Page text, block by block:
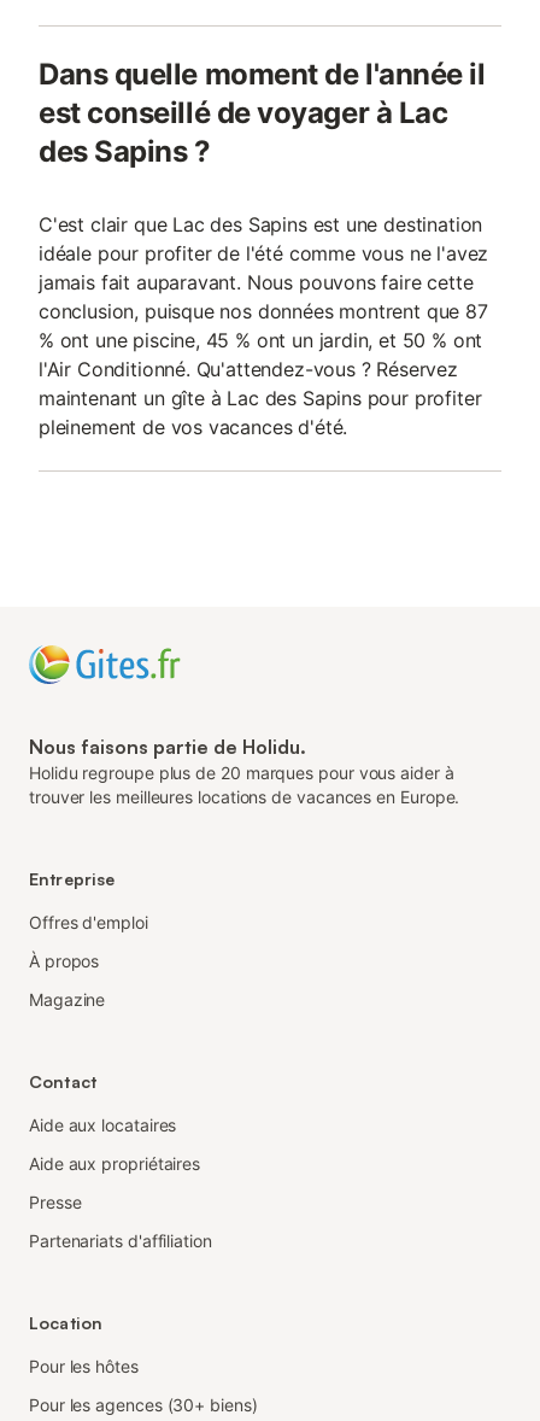
Dans quelle moment de l'année il
est conseillé de voyager à Lac
des Sapins ?
C'est clair que Lac des Sapins est une destination
idéale pour profiter de l'été comme vous ne l'avez
jamais fait auparavant. Nous pouvons faire cette
conclusion, puisque nos données montrent que 87
% ont une piscine, 45 % ont un jardin, et 50 % ont
l'Air Conditionné. Qu'attendez-vous ? Réservez
maintenant un gîte à Lac des Sapins pour profiter
pleinement de vos vacances d'été.
Nous faisons partie de Holidu.
Holidu regroupe plus de 20 marques pour vous aider à
trouver les meilleures locations de vacances en Europe.
Entreprise
Offres d'emploi
À propos
Magazine
Contact
Aide aux locataires
Aide aux propriétaires
Presse
Partenariats d'affiliation
Location
Pour les hôtes
Pour les agences (30+ biens)